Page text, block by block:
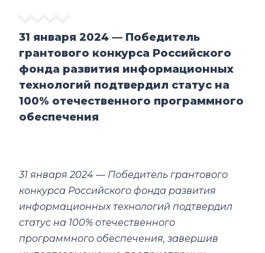
31 января 2024 — Победитель
грантового конкурса Российского
фонда развития информационных
технологий подтвердил статус на
100% отечественного программного
обеспечения
31 января 2024 — Победитель грантового
конкурса Российского фонда развития
информационных технологий подтвердил
статус на 100% отечественного
программного обеспечения, завершив